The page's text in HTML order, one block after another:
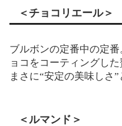
＜チョコリエール＞
ブルボンの定番中の定
ョコをコーティングした
まさに“安定の美味しさ
＜ルマンド＞